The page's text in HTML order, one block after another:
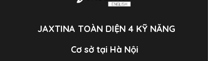
JAXTINA TOÀN DIỆN 4 KỸ NĂNG
Cơ sở tại Hà Nội